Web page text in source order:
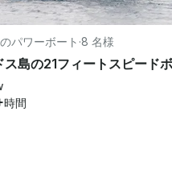
パワーボート ·8 名様
時間